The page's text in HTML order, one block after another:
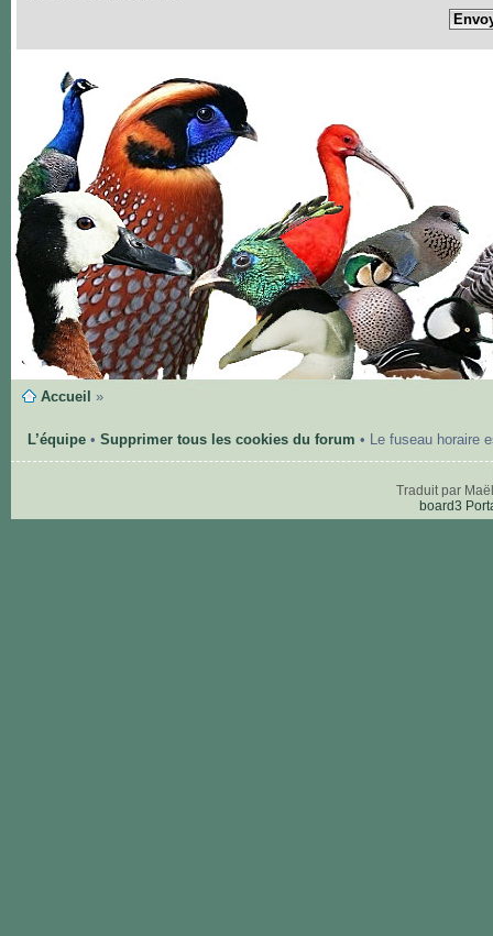
Accueil »
L’équipe• Supprimer tous les cookies du forum • Le fuseau horaire
Traduit par
board3